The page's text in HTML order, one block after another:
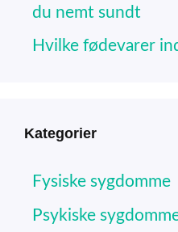
du nemt sundt
Hvilke fødevarer
Kategorier
Fysiske sygdomme
Psykiske